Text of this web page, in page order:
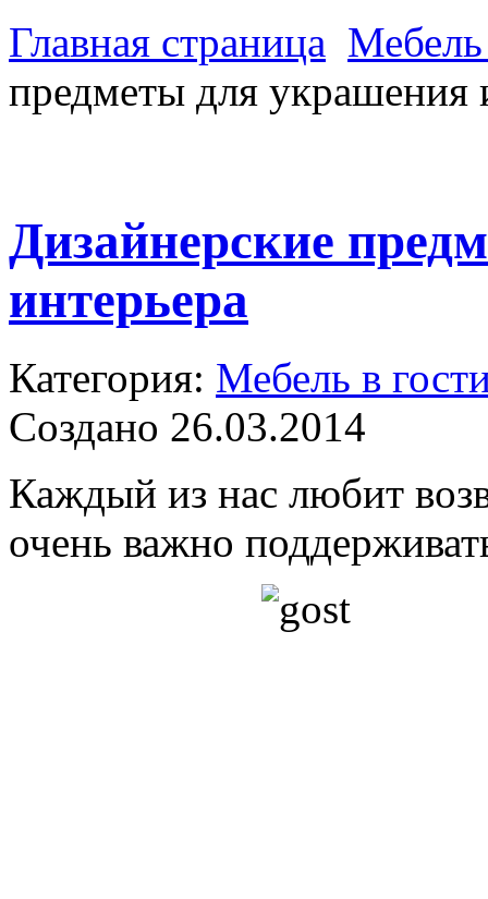
Главная страница
предметы для украшения
Дизайнерские
интерьера
Категория: Мебель в
Создано 26.03.2014
Каждый из нас любит
очень важно